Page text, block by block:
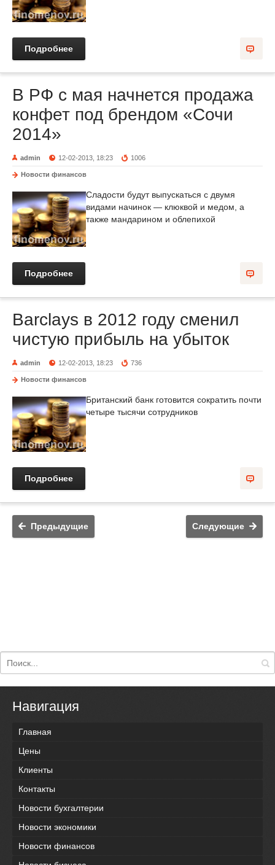
Подробнее
В РФ с мая начнется продажа
конфет под брендом «Сочи
2014»
admin 12-02-2013, 18:23 1006
Новости финансов
Сладости будут выпускаться с двумя
видами начинок — клюквой и медом, а
также мандарином и облепихой
Подробнее
Barclays в 2012 году сменил
чистую прибыль на убыток
admin 12-02-2013, 18:23 736
Новости финансов
Британский банк готовится сократить почти
четыре тысячи сотрудников
Подробнее
Предыдущие Следующие
Навигация
Главная
Цены
Клиенты
Контакты
Новости бухгалтерии
Новости экономики
Новости финансов